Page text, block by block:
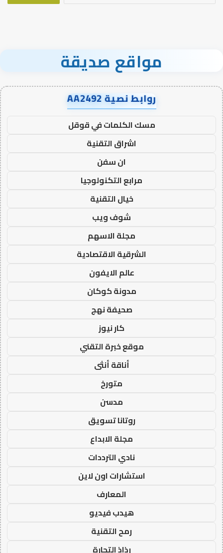
مواقع صديقة
روابط نصية AA2492
مسك الكلمات في قوقل
اشراق التقنية
ان سفن
مرابع التكنولوجيا
خيال التقنية
شوف ويب
مجلة الاسهم
الشرقية الاقتصادية
عالم الايفون
مدونة كوكان
صحيفة نهج
كار نيوز
موقع خبرة التقني
أناقة أنثى
متورخ
مدسن
روتانا تسويق
مجلة الابداع
نادي الترددات
استشارات اون لاين
المعارف
هيدب فيديو
رمح التقنية
رذاذ التجارة